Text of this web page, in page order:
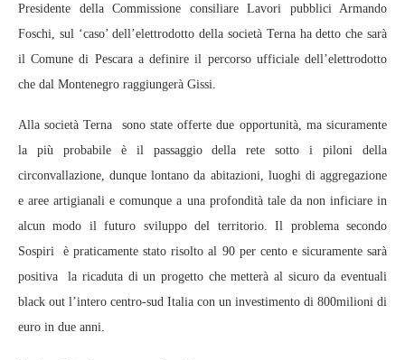
Presidente della Commissione consiliare Lavori pubblici Armando
Foschi, sul ‘caso’ dell’elettrodotto della società Terna ha detto che sarà
il Comune di Pescara a definire il percorso ufficiale dell’elettrodotto
che dal Montenegro raggiungerà Gissi.
Alla società Terna sono state offerte due opportunità, ma sicuramente
la più probabile è il passaggio della rete sotto i piloni della
circonvallazione, dunque lontano da abitazioni, luoghi di aggregazione
e aree artigianali e comunque a una profondità tale da non inficiare in
alcun modo il futuro sviluppo del territorio. Il problema secondo
Sospiri è praticamente stato risolto al 90 per cento e sicuramente sarà
positiva la ricaduta di un progetto che metterà al sicuro da eventuali
black out l’intero centro-sud Italia con un investimento di 800milioni di
euro in due anni.